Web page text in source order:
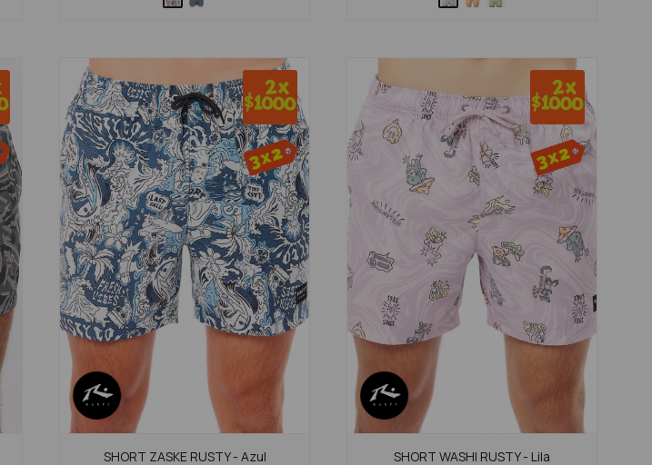
SHORT ZASKE RUSTY - Azul SHORT WASHI RUSTY - Lila